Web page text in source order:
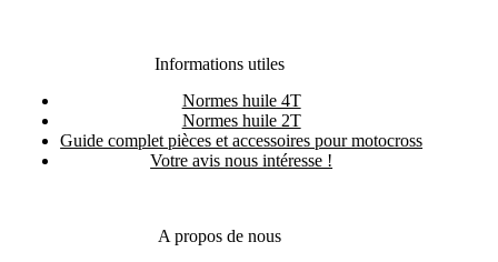
Informations utiles
Normes huile 4T
Normes huile 2T
Guide complet pièces et accessoires pour motocross
Votre avis nous intéresse !
A propos de nous